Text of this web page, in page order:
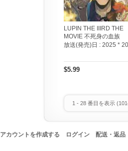
LUPIN THE IIIRD THE
MOVIE 不死身の血族
放送(発売)日 : 2025 *
$5.99
1 - 28 番目を表示 (
アカウントを作成する ログイン 配送・返品